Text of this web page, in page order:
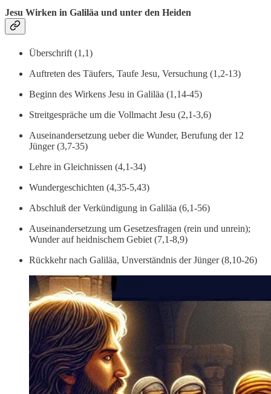
Jesu Wirken in Galiläa und unter den Heiden
Überschrift (1,1)
Auftreten des Täufers, Taufe Jesu, Versuchung (1,2-13)
Beginn des Wirkens Jesu in Galiläa (1,14-45)
Streitgespräche um die Vollmacht Jesu (2,1-3,6)
Auseinandersetzung ueber die Wunder, Berufung der 12
Jünger (3,7-35)
Lehre in Gleichnissen (4,1-34)
Wundergeschichten (4,35-5,43)
Abschluß der Verkündigung in Galiläa (6,1-56)
Auseinandersetzung um Gesetzesfragen (rein und unrein);
Wunder auf heidnischem Gebiet (7,1-8,9)
Rückkehr nach Galiläa, Unverständnis der Jünger (8,10-26)